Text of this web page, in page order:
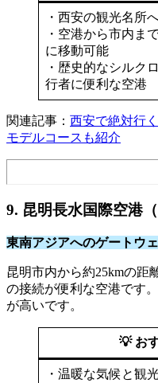
・西安の観光名所
・空港から市内ま
に移動可能
・歴史的なシルク
行者に便利な空港
関連記事： 西安で絶対行
モデルコースも紹介
9. 昆明長水国際空港
東南アジアへのゲートウ
昆明市内から約25kmの距
の接続が便利な空港です
が高いです。
💡 お
・温暖な気候と観